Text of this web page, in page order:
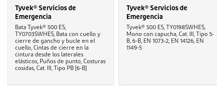
Tyvek® Servicios de
Emergencia
Bata Tyvek® 500 ES,
TY0703SWHES, Bata con cuello y
cierre de gancho y bucle en el
cuello, Cintas de cierre en la
cintura desde los laterales
elásticos, Puños de punto, Costuras
cosidas, Cat. III, Tipo PB [6-B]
Tyvek® Servicios de
Emergencia
Tyvek® 500 ES, TY0198SWHES,
Mono con capucha, Cat. III, Tipo 5-
B, 6-B, EN 1073-2, EN 14126, EN
1149-5